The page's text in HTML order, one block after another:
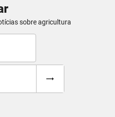
sobre agricultura